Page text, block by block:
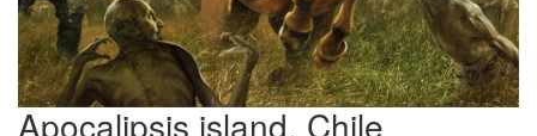
Apocalipsis island. Chile